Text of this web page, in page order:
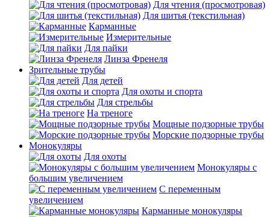
Для чтения (просмотровая)
Для шитья (текстильная)
Карманные
Измерительные
Для пайки
Линза Френеля
Зрительные трубы
Для детей
Для охоты и спорта
Для стрельбы
На треноге
Мощные подзорные трубы
Морские подзорные трубы
Монокуляры
Для охоты
Монокуляры с
большим увеличением
С переменным
увеличением
Карманные монокуляры